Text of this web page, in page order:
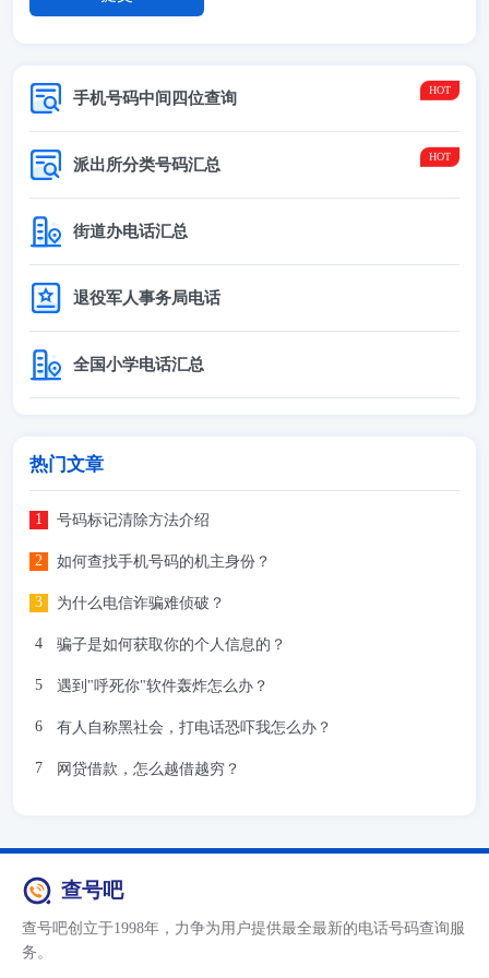
手机号码中间四位查询
派出所分类号码汇总
街道办电话汇总
退役军人事务局电话
全国小学电话汇总
热门文章
号码标记清除方法介绍
如何查找手机号码的机主身份？
为什么电信诈骗难侦破？
骗子是如何获取你的个人信息的？
遇到"呼死你"软件轰炸怎么办？
有人自称黑社会，打电话恐吓我怎么办？
网贷借款，怎么越借越穷？
查号吧
查号吧创立于1998年，力争为用户提供最全最新的电话号码查询服
务。